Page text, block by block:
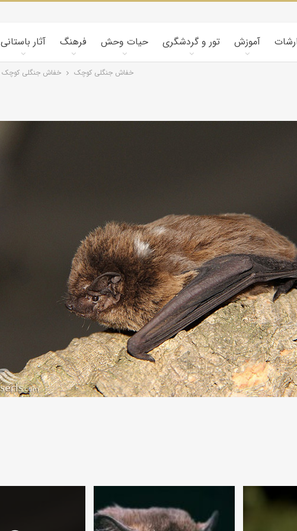
آثار باستانی فرهنگ حیات وحش تور و گردشگری آموزش
خفاش جنگلی کوچک خفاش جنگلی کوچک